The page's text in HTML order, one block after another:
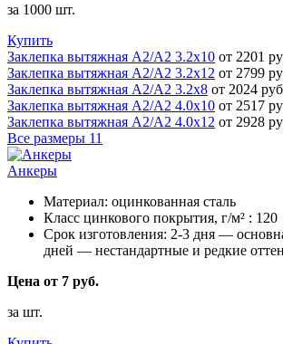
за 1000 шт.
Купить
Заклепка вытяжная A2/A2 3.2х10 от 2201
Заклепка вытяжная A2/A2 3.2х12 от 2799
Заклепка вытяжная A2/A2 3.2х8 от 2024
Заклепка вытяжная A2/A2 4.0х10 от 2517
Заклепка вытяжная A2/A2 4.0х12 от 2928
Все размеры 11
Анкеры
Материал: оцинкованная сталь
Класс цинкового покрытия, г/м² : 120
Срок изготовления: 2-3 дня —
дней — нестандартные и редкие
Цена от 7 руб.
за шт.